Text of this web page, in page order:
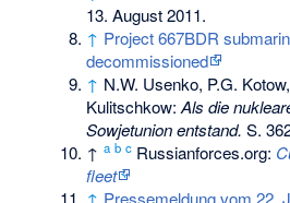
13. August 2011.
↑ Project 667BDR
decommissioned
↑ N.W. Usenko, P.G.
Kulitschkow:Als die
Sowjetunion entstand. S.
↑a b c Russianforces.org:
fleet
↑ Pressemeldung vom 22.